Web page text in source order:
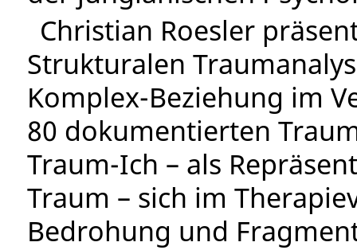
Christian Roesler
Strukturalen
Komplex-Beziehung im
80 dokumentierten
Traum-Ich – als
Traum – sich im
Bedrohung und